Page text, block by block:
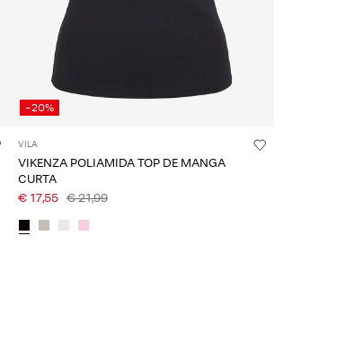
-20%
VILA
VIKENZA POLIAMIDA TOP DE MANGA
CURTA
€ 17,55 € 21,99